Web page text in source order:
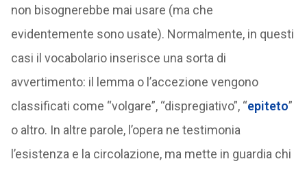
non bisognerebbe mai usare (ma che
evidentemente sono usate). Normalmente, in questi
casi il vocabolario inserisce una sorta di
avvertimento: il lemma o l’accezione vengono
classificati come “volgare”, “dispregiativo”, “epiteto”
o altro. In altre parole, l’opera ne testimonia
l’esistenza e la circolazione, ma mette in guardia chi